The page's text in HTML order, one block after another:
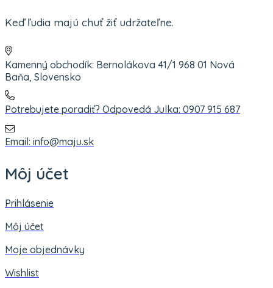
Keď ľudia majú chuť žiť udržateľne.
Kamenný obchodík: Bernolákova 41/1 968 01 Nová
Baňa, Slovensko
Potrebujete poradiť? Odpovedá Julka: 0907 915 687
Email: info@maju.sk
Môj účet
Prihlásenie
Môj účet
Moje objednávky
Wishlist